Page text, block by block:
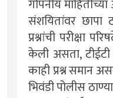
गोपनीय
संशयितांवर छापा
प्रश्नांची परीक्षा
केली असता, टीईटी
काही प्रश्न समान
भिवंडी पोलीस